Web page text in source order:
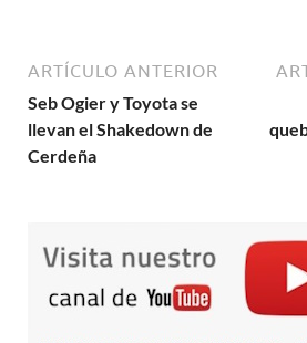
ARTÍCULO ANTERIOR
Seb Ogier y Toyota se
llevan el Shakedown de
Cerdeña